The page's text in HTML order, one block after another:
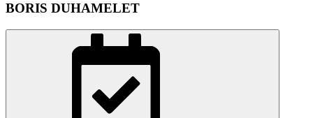
BORIS DUHAMELET